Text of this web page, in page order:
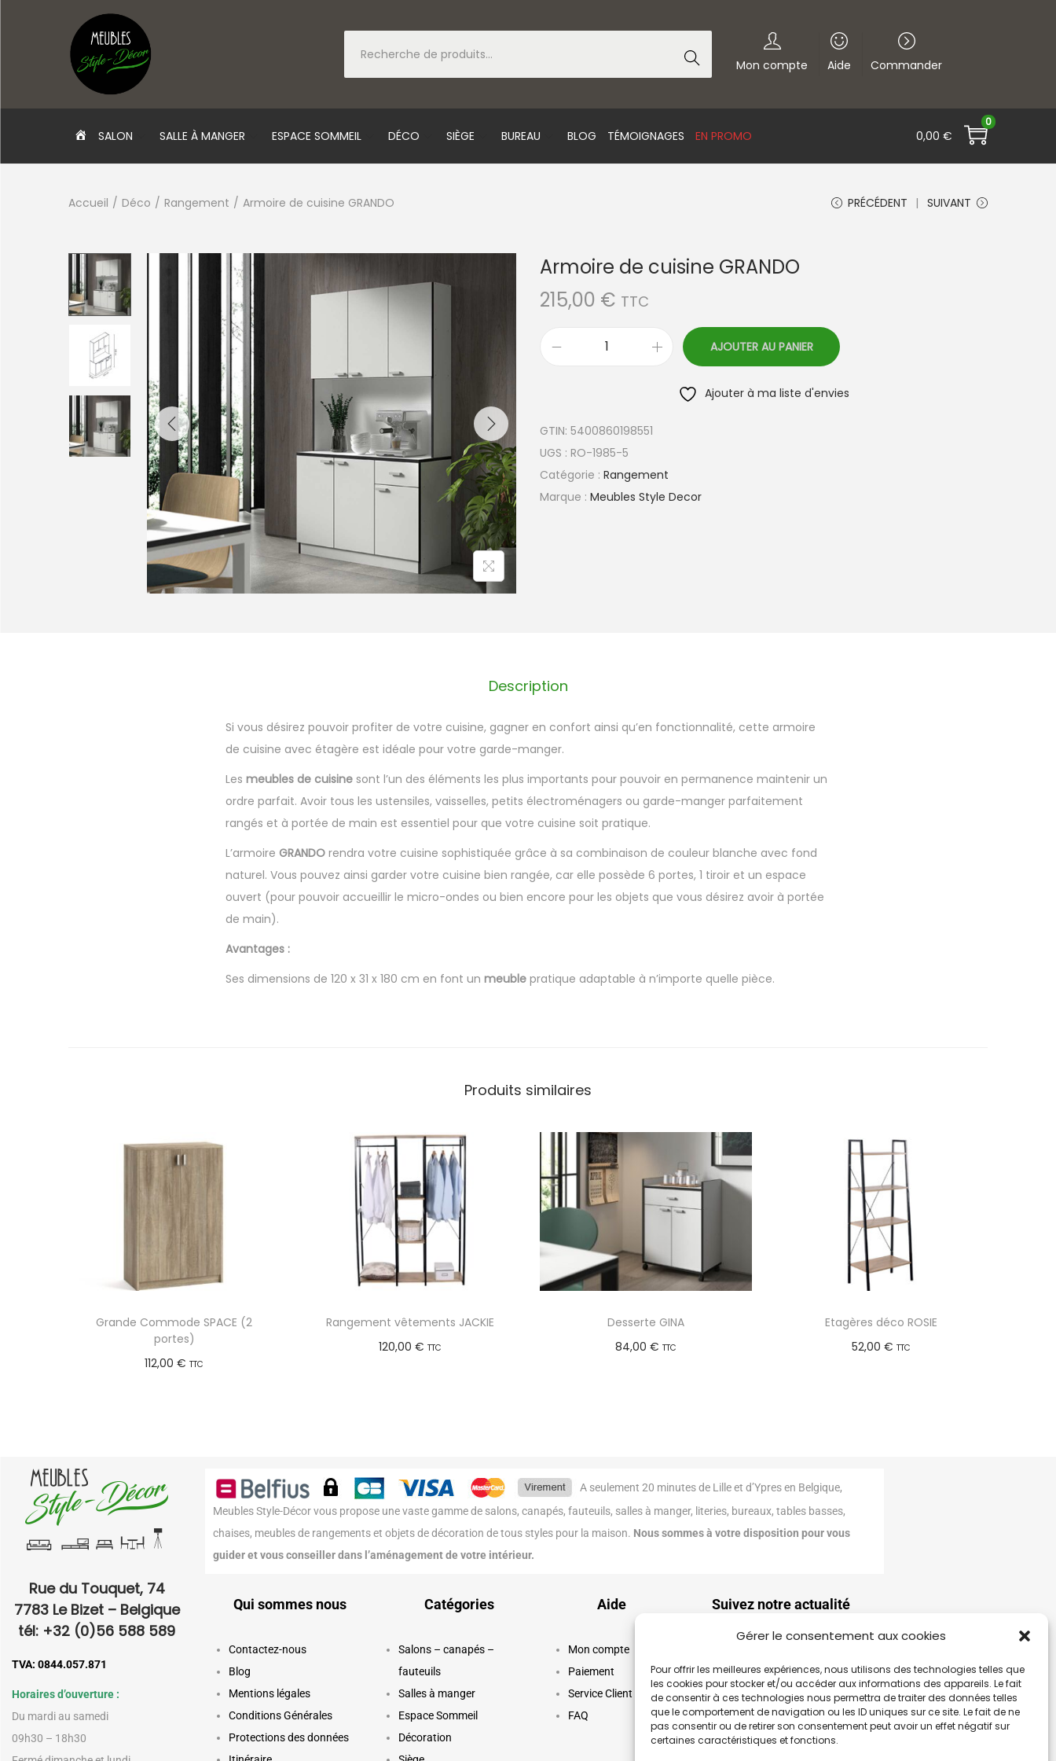
Gérer le consentement aux cookies
Pour offrir les meilleures expériences, nous utilisons des technologies telles que
les cookies pour stocker et/ou accéder aux informations des appareils. Le fait
de consentir à ces technologies nous permettra de traiter des données telles
que le comportement de navigation ou les ID uniques sur ce site. Le fait de ne
pas consentir ou de retirer son consentement peut avoir un effet négatif sur
certaines caractéristiques et fonctions.
erch
Mon compte Aide Commander
PAGE
SALON SALLE À MANGER ESPACE SOMMEIL DÉCO SIÈGE BUREAU BLOG TÉMOIGNAGES EN PROMO 0,00 €
0
Accueil / Déco / Rangement / Armoire de cuisine GRANDO PRÉCÉDENT SUIVANT
Armoire de cuisine GRANDO
215,00 € TTC
AJOUTER AU PANIER
Ajouter à ma liste d'envies
GTIN: 5400860198551
UGS : RO-1985-5
Catégorie : Rangement
Marque : Meubles Style Decor
Description
Si vous désirez pouvoir profiter de votre cuisine, gagner en confort ainsi qu’en fonctionnalité, cette armoire
de cuisine avec étagère est idéale pour votre garde-manger.
Les meubles de cuisine sont l’un des éléments les plus importants pour pouvoir en permanence maintenir un
ordre parfait. Avoir tous les ustensiles, vaisselles, petits électroménagers ou garde-manger parfaitement
rangés et à portée de main est essentiel pour que votre cuisine soit pratique.
L’armoire GRANDO rendra votre cuisine sophistiquée grâce à sa combinaison de couleur blanche avec fond
naturel. Vous pouvez ainsi garder votre cuisine bien rangée, car elle possède 6 portes, 1 tiroir et un espace
ouvert (pour pouvoir accueillir le micro-ondes ou bien encore pour les objets que vous désirez avoir à portée
de main).
Avantages :
Ses dimensions de 120 x 31 x 180 cm en font un meuble pratique adaptable à n’importe quelle pièce.
Produits similaires
Grande Commode SPACE (2
portes)
112,00€ TTC
Rangement vêtements JACKIE
120,00 € TTC
Desserte GINA
84,00 € TTC
Etagères déco ROSIE
52,00€ TTC
Rue du Touquet, 74
7783 Le Bizet – Belgique
tél: +32 (0)56 588 589
TVA: 0844.057.871
Horaires d’ouverture :
Du mardi au samedi
09h30 – 18h30
A seulement 20 minutes de Lille et d’Ypres en Belgique,
Meubles Style-Décor vous propose une vaste gamme de salons, canapés, fauteuils, salles à manger, literies, bureaux, tables basses,
chaises, meubles de rangements et objets de décoration de tous styles pour la maison. Nous sommes à votre disposition pour vous
guider et vous conseiller dans l’aménagement de votre intérieur.
Qui sommes nous
Contactez-nous
Blog
Mentions légales
Conditions Générales
Protections des données
Catégories
Salons – canapés –
fauteuils
Salles à manger
Espace Sommeil
Décoration
Aide
Mon compte
Paiement
Service Client
FAQ
Suivez notre actualité
suivre les dernières tendances, nos
collections, nos promos…
Retrouvez-nous sur